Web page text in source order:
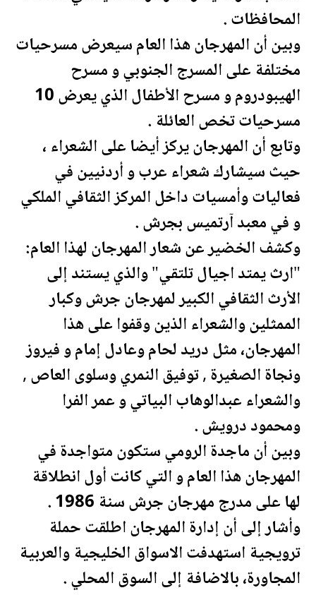
المحافظات .
وبين أن المهرجان هذا العام سيعرض مسرحيات
مختلفة على المسرج الجنوبي و مسرح
الهيبودروم و مسرح الأطفال الذي يعرض 10
مسرحيات تخص العائلة .
وتابع أن المهرجان يركز أيضا على الشعراء ،
حيث سيشارك شعراء عرب و أردنيين في
فعاليات وأمسيات داخل المركز الثقافي الملكي
و في معبد آرتميس بجرش.
وكشف الخضير عن شعار المهرجان لهذا العام:
"ارث يمتد اجيال تلتقي" والذي يستند إلى
الأرث الثقافي الكبير لمهرجانجرشوكبار
الممثلين والشعراء الذين وقفوا على هذا
المهرجان، مثل دريد لحام وعادل إمام و فيروز
ونجاة الصغيرة , توفيق النمري وسلوى العاص ,
والشعراء عبدالوهاب البياتي و عمر الفرا
ومحمود درويش .
وبين أن ماجدة الرومي ستكون متواجدة في
المهرجان هذا العام و التي كانت أول انطلاقة
لها على مدرج مهرجانجرشسنة 1986 .
وأشار إلى أن إدارة المهرجان اطلقت حملة
ترويجية استهدفت الاسواق الخليجية والعربية
المجاورة، بالاضافة إلى السوق المحلي .